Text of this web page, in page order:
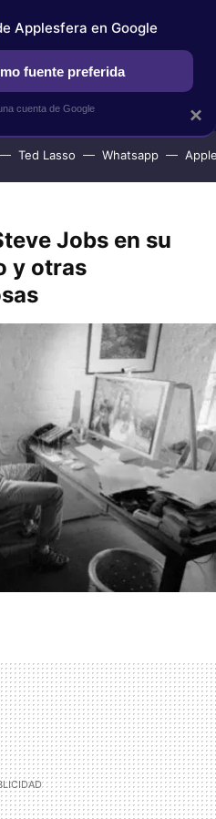
APPLESFERA SELECCIÓN
Ted Lasso Whatsapp
Jobs en su
y otras
×
Applesfera en Google
fuente preferida
cuenta de Google